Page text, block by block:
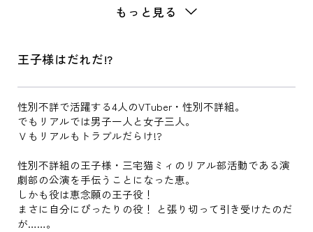
もっと見る
王子様はだれだ!?
性別不詳で活躍する4人のVTuber・性別不詳組。
でもリアルでは男子一人と女子三人。
Ｖもリアルもトラブルだらけ!?
性別不詳組の王子様・三宅猫ミィのリアル部活動である演
劇部の公演を手伝うことになった恵。
しかも役は恵念願の王子役！
まさに自分にぴったりの役！ と張り切って引き受けたのだ
が……。